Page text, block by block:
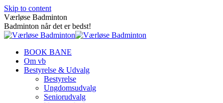
Skip to content
Værløse Badminton
Badminton når det er bedst!
BOOK BANE
Om vb
Bestyrelse & Udvalg
Bestyrelse
Ungdomsudvalg
Seniorudvalg